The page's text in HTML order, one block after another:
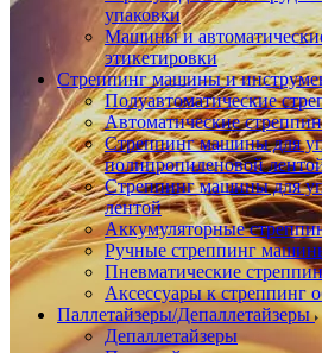
упаковки
Машины и
этикетировки
Стреппинг машины и
Полуавтоматические
Автоматические
Стреппинг машины для
полипропиленовой
Стреппинг машины для
лентой
Аккумуляторные
Ручные стреппинг
Пневматические
Аксессуары к стреппинг
Паллетайзеры/Депаллетайзеры
Депаллетайзеры